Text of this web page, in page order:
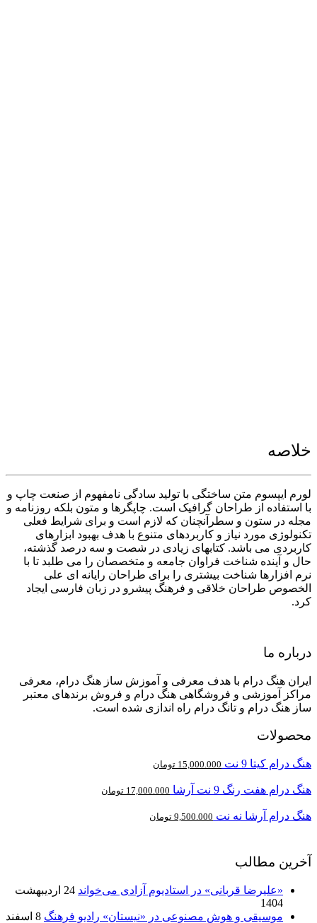
خلاصه
لورم ایپسوم متن ساختگی با تولید سادگی نامفهوم از صنعت چاپ و
با استفاده از طراحان گرافیک است. چاپگرها و متون بلکه روزنامه و
مجله در ستون و سطرآنچنان که لازم است و برای شرایط فعلی
تکنولوژی مورد نیاز و کاربردهای متنوع با هدف بهبود ابزارهای
کاربردی می باشد. کتابهای زیادی در شصت و سه درصد گذشته،
حال و آینده شناخت فراوان جامعه و متخصصان را می طلبد تا با
نرم افزارها شناخت بیشتری را برای طراحان رایانه ای علی
الخصوص طراحان خلاقی و فرهنگ پیشرو در زبان فارسی ایجاد
کرد.
درباره ما
ایران هنگ درام با هدف معرفی و آموزش ساز هنگ درام، معرفی
مراکز آموزشی و فروشگاهی هنگ درام و فروش برندهای معتبر
ساز هنگ درام و تانگ درام راه اندازی شده است.
محصولات
هنگ درام کیتا 9 نت 15,000.000 تومان
هنگ درام هفت رنگ 9 نت آرشا 17,000.000 تومان
هنگ درام آرشا نه نت 9,500.000 تومان
آخرین مطالب
«علیرضا قربانی» در استادیوم آزادی می‌خواند
24 اردیبهشت
1404
موسیقی و هوش مصنوعی در «نیستان» رادیو فرهنگ
8 اسفند